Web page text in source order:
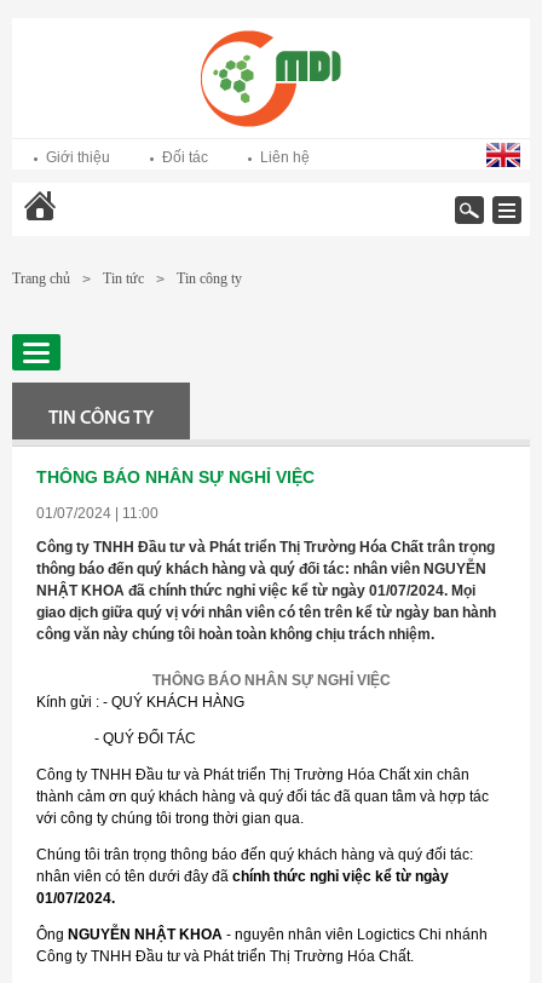
Giới thiệu Đối tác Liên hệ
Trang chủ > Tin tức > Tin công ty
TIN CÔNG TY
THÔNG BÁO NHÂN SỰ NGHỈ VIỆC
01/07/2024 | 11:00
Công ty TNHH Đầu tư và Phát triển Thị Trường Hóa Chất trân trọng
thông báo đến quý khách hàng và quý đối tác: nhân viên NGUYỄN
NHẬT KHOA đã chính thức nghỉ việc kể từ ngày 01/07/2024. Mọi
giao dịch giữa quý vị với nhân viên có tên trên kể từ ngày ban hành
công văn này chúng tôi hoàn toàn không chịu trách nhiệm.
THÔNG BÁO NHÂN SỰ NGHỈ VIỆC
Kính gửi : - QUÝ KHÁCH HÀNG
- QUÝ ĐỐI TÁC
Công ty TNHH Đầu tư và Phát triển Thị Trường Hóa Chất xin chân
thành cảm ơn quý khách hàng và quý đối tác đã quan tâm và hợp tác
với công ty chúng tôi trong thời gian qua.
Chúng tôi trân trọng thông báo đến quý khách hàng và quý đối tác:
nhân viên có tên dưới đây đã chính thức nghỉ việc kể từ ngày
01/07/2024.
Ông NGUYỄN NHẬT KHOA - nguyên nhân viên Logictics Chi nhánh
Công ty TNHH Đầu tư và Phát triển Thị Trường Hóa Chất.